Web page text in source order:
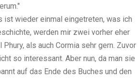
ist wieder einmal eingetreten, was ich
werden mir zwei vorher eher
als auch Cormia sehr gern. Zuvor
so interessant. Aber nun, da man sie
auf das Ende des Buches und den